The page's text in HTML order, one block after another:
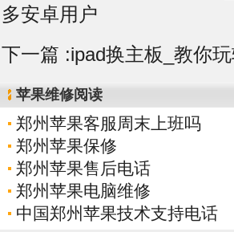
多安卓用户
下一篇 :ipad换主板_教你
苹果维修阅读
郑州苹果客服周末上班吗
郑州苹果保修
郑州苹果售后电话
郑州苹果电脑维修
中国郑州苹果技术支持电话